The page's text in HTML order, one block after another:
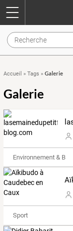
Accueil » Tags » Galerie
Galerie
Environnement & Bio
Sport